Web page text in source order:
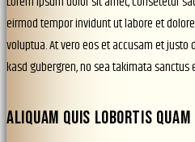
eirmod tempor invidunt ut labore et
voluptua. At vero eos et accusam et justo
kasd gubergren, no sea takimata
ALIQUAM QUIS LOBORTIS QUAM